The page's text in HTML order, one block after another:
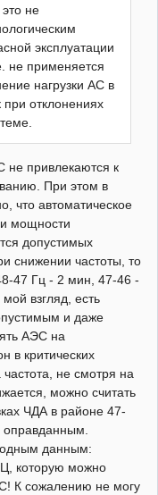
не
эксплуатации
не применяется
нагрузки АС в
при отклонениях
не привлекаются к
При этом в
что автоматическое
и мощности
допустимых
снижении частоты, то
47 Гц - 2 мин, 47-46 -
взгляд, есть
и даже
АЭС на
в критических
частота, не смотря на
можно считать
ЧДА в районе 47-
оправданным.
данным:
которую можно
К сожалению не могу